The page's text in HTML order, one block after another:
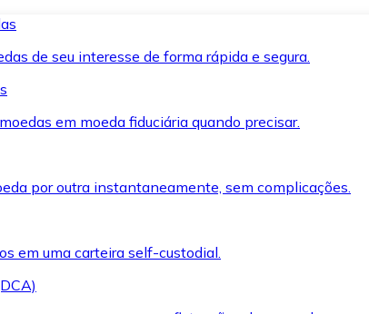
de seu interesse de forma rápida e segura.
em moeda fiduciária quando precisar.
por outra instantaneamente, sem complicações.
em uma carteira self-custodial.